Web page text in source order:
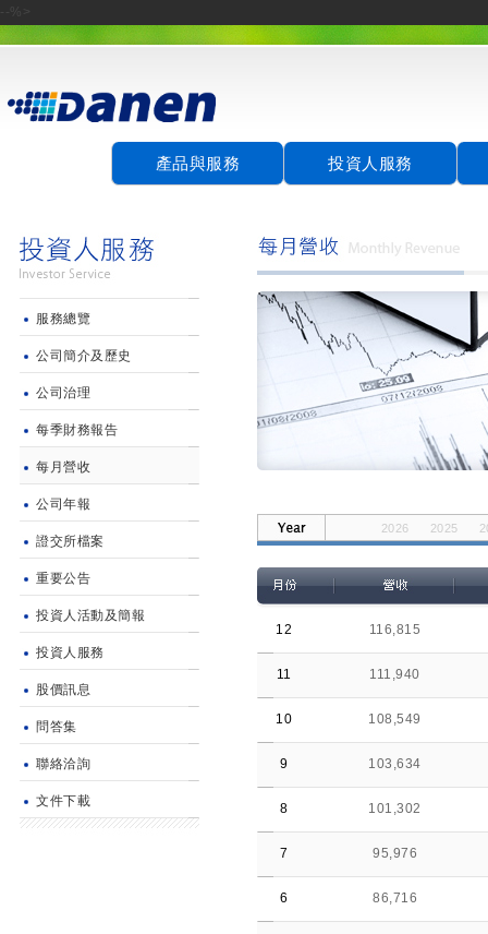
產品與服務 投資人服務
服務總覽
公司簡介及歷史
公司治理
每季財務報告
每月營收
公司年報
證交所檔案
重要公告
投資人活動及簡報
投資人服務
股價訊息
問答集
聯絡洽詢
文件下載
2026 2025
12 116,815
11 111,940
10 108,549
9 103,634
8 101,302
7 95,976
6 86,716